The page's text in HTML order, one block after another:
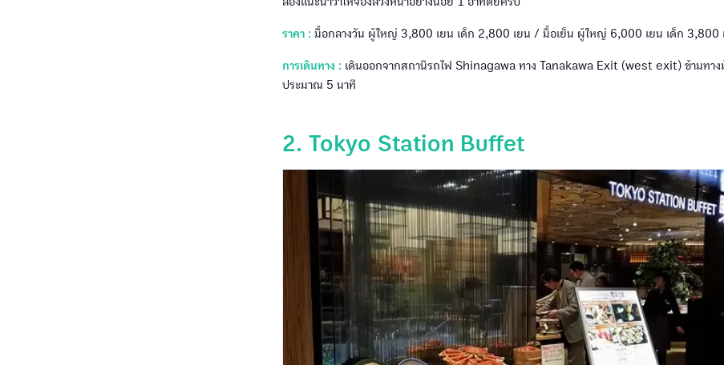
ราคา : มื้อกลางวัน ผู้ใหญ่ 3,800 เยน เด็ก 2,800 เยน / มื้อเย็น ผู้ใหญ่ 6,000 เยน เด็ก 3,800
การเดินทาง : เดินออกจากสถานีรถไฟ Shinagawa ทาง Tanakawa Exit (west exit) ข้ามทาง
ประมาณ 5 นาที
2. Tokyo Station Buffet